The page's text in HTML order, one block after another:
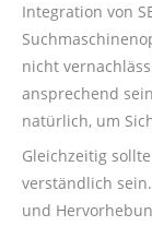
Integration von
nicht
ansprechend
natürlich, um
Gleichzeitig
verständlich
und